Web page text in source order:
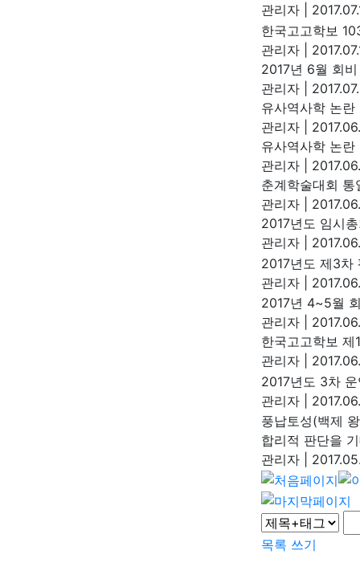
관리자
한국고고학보
관리자
2017년 6월 회
관리자
유사역사학 논
관리자
유사역사학 논
관리자
춘계학술대회
관리자
2017년도 임시
관리자
2017년도 제3차
관리자
2017년 4~5월
관리자
한국고고학보
관리자
2017년도 3차
관리자
풍납토성(백제
합리적 판단을
관리자
목록 쓰기